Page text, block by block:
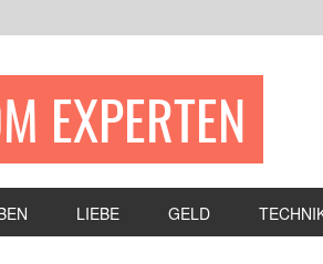
EXPERTEN
LIEBE GELD